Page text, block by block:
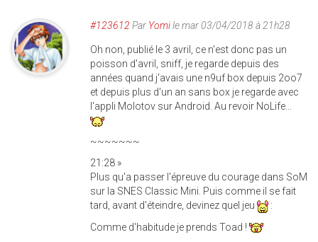
#123612 Par Yomile mar 03/04/2018 à 21h28
Oh non, publié le 3 avril, ce n'est donc pas un
poisson d'avril, sniff, je regarde depuis des
années quand j'avais une n9uf box depuis 2oo7
et depuis plus d'un an sans box je regarde avec
l'appli Molotov sur Android. Au revoir NoLife...
~~~~~~~
21:28 »
Plus qu'a passer l'épreuve du courage dans SoM
sur la SNES Classic Mini. Puis comme il se fait
tard, avant d'éteindre, devinez quel jeu
:
Comme d'habitude je prends Toad !